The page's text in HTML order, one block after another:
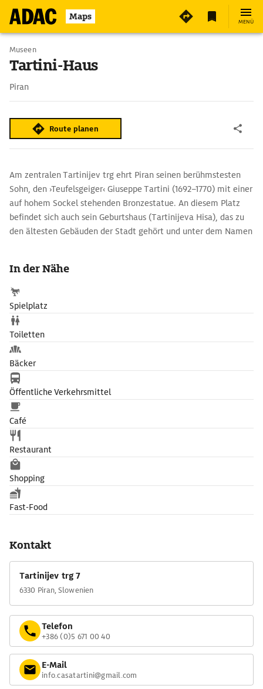
Maps MENÜ
Museen
Tartini-Haus
Piran
Route planen
Am zentralen Tartinijev trg ehrt Piran seinen berühmstesten
Sohn, den ›Teufelsgeiger‹ Giuseppe Tartini (1692–1770) mit einer
auf hohem Sockel stehenden Bronzestatue. An diesem Platz
befindet sich auch sein Geburtshaus (Tartinijeva Hisa), das zu
den ältesten Gebäuden der Stadt gehört und unter dem Namen
zeigt u.a. die Geige, Briefe, Dokumente und die Totenmaske
des Meisters. Außerdem bietet das Haus einen gediegenen
Rahmen für Konzerte.
In der Nähe
Spielplatz
Toiletten
Bäcker
Öffentliche Verkehrsmittel
Café
Restaurant
Shopping
Fast-Food
Kontakt
Tartinijev trg 7
6330 Piran, Slowenien
Telefon
+386 (0)5 671 00 40
E-Mail
info.casatartini@gmail.com